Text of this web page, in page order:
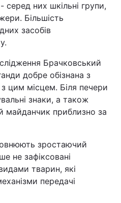
серед них шкільні групи,
Більшість
засобів
Брачковський
добре обізнана з
цим місцем. Біля печери
знаки, а також
майданчик приблизно за
зростаючий
не зафіксовані
тварин, які
передачі